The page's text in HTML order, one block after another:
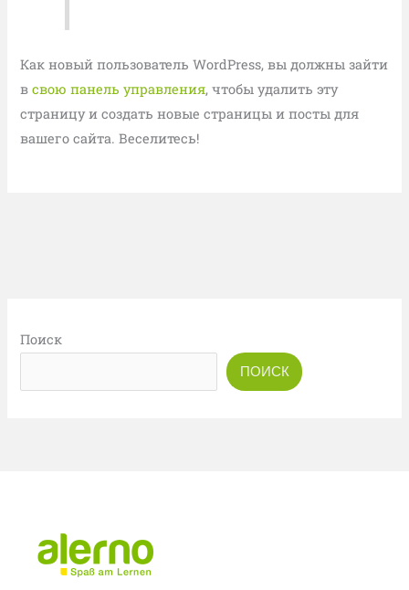
Как новый пользователь WordPress, вы должны зайти
всвою панель управления, чтобы удалить эту
страницу и создать новые страницы и посты для
вашего сайта. Веселитесь!
Поиск
ПОИСК